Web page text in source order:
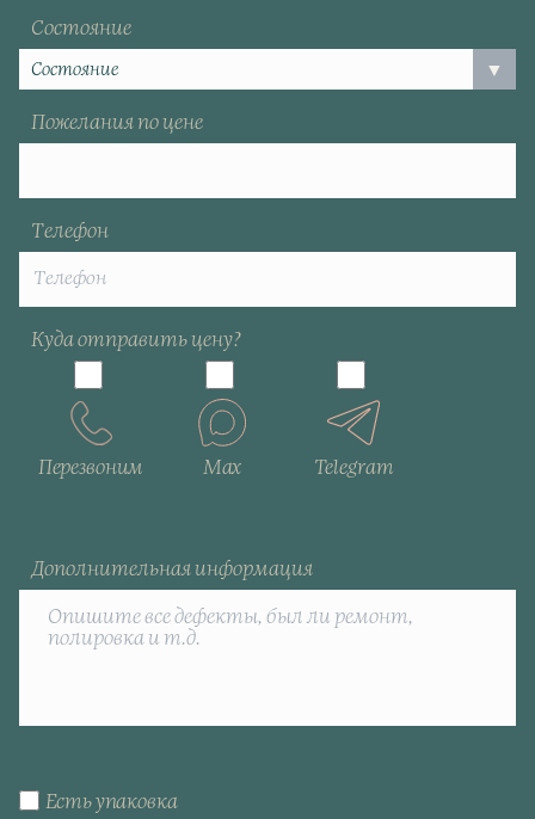
Состояние
Пожелания по цене
Телефон
Куда отправить цену?
Перезвоним Max Telegram
Дополнительная информация
Есть упаковка